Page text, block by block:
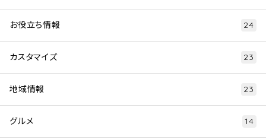
お役立ち情報 24
カスタマイズ 23
地域情報 23
グルメ 14